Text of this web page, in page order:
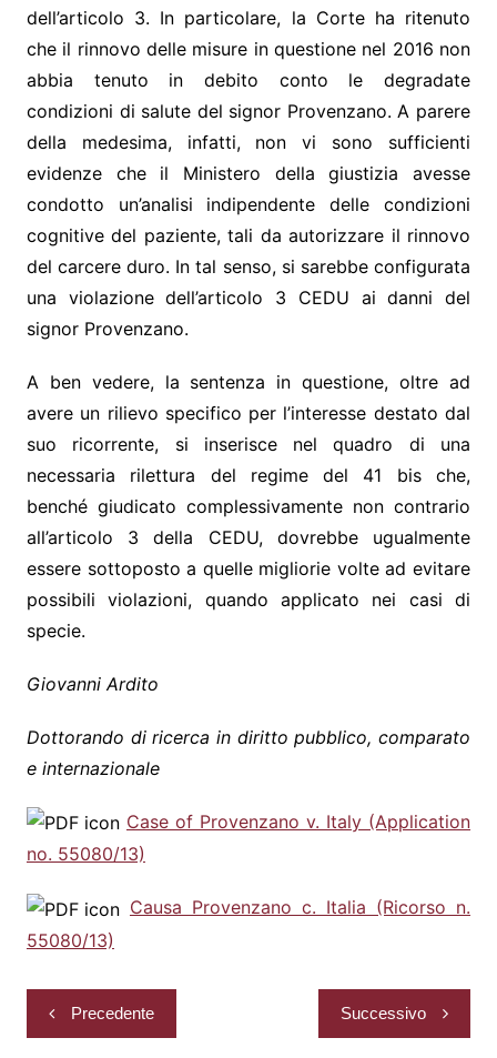
dell’articolo 3. In particolare, la Corte ha ritenuto
che il rinnovo delle misure in questione nel 2016 non
abbia tenuto in debito conto le degradate
condizioni di salute del signor Provenzano. A parere
della medesima, infatti, non vi sono sufficienti
evidenze che il Ministero della giustizia avesse
condotto un’analisi indipendente delle condizioni
cognitive del paziente, tali da autorizzare il rinnovo
del carcere duro. In tal senso, si sarebbe configurata
una violazione dell’articolo 3 CEDU ai danni del
signor Provenzano.
A ben vedere, la sentenza in questione, oltre ad
avere un rilievo specifico per l’interesse destato dal
suo ricorrente, si inserisce nel quadro di una
necessaria rilettura del regime del 41 bis che,
benché giudicato complessivamente non contrario
all’articolo 3 della CEDU, dovrebbe ugualmente
essere sottoposto a quelle migliorie volte ad evitare
possibili violazioni, quando applicato nei casi di
specie.
Giovanni Ardito
Dottorando di ricerca in diritto pubblico, comparato
e internazionale
Case of Provenzano v. Italy (Application
no. 55080/13)
Causa Provenzano c. Italia (Ricorso n.
55080/13)
Navigazione
articoli
Precedente Successivo